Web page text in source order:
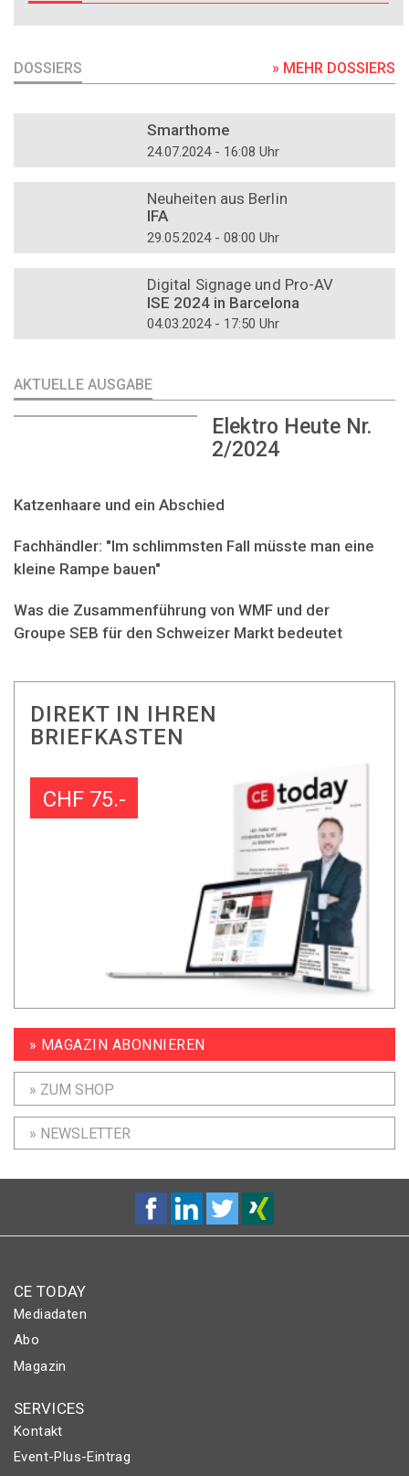
DOSSIERS » MEHR DOSSIERS
Smarthome
24.07.2024 - 16:08 Uhr
Neuheiten aus Berlin
IFA
29.05.2024 - 08:00 Uhr
Digital Signage und Pro-AV
ISE 2024 in Barcelona
04.03.2024 - 17:50 Uhr
AKTUELLE AUSGABE
Elektro Heute Nr.
2/2024
Katzenhaare und ein Abschied
Fachhändler: "Im schlimmsten Fall müsste man eine
kleine Rampe bauen"
Was die Zusammenführung von WMF und der
Groupe SEB für den Schweizer Markt bedeutet
DIREKT IN IHREN
BRIEFKASTEN
CHF 75.-
» MAGAZIN ABONNIEREN
» ZUM SHOP
» NEWSLETTER
CE TODAY
Mediadaten
Abo
Magazin
SERVICES
Kontakt
Event-Plus-Eintrag